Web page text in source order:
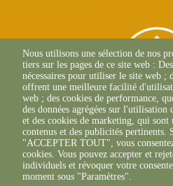
265 Rue
62750 Loos-
+33(0)3 21
Nous utilisons une sélection de nos
tiers sur les pages de ce site web :
nécessaires pour utiliser le site web ;
offrent une meilleure facilité
web ; des cookies de performance,
des données agrégées sur l'utilisation
et des cookies de marketing, qui
contenus et des publicités pertinents.
"ACCEPTER TOUT", vous
cookies. Vous pouvez accepter et
individuels et révoquer votre
moment sous "Paramètres".